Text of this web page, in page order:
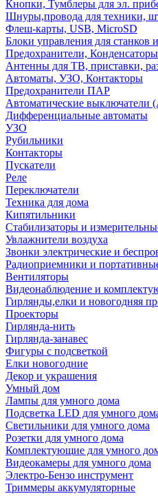
Кнопки, Тумблеры для эл.
Шнуры,провода для техники,
Флеш-карты, USB, MicroSD
Блоки управления для станков
Предохранители, Конденсаторы
Антенны для ТВ, приставки,
Автоматы, УЗО, Контакторы
Предохранители ПАР
Автоматические выключатели
Дифференциальные автоматы
УЗО
Рубильники
Контакторы
Пускатели
Реле
Переключатели
Техника для дома
Кипятильники
Стабилизаторы и
Увлажнители воздуха
Звонки электрические и
Радиоприемники и
Вентиляторы
Видеонаблюдение и
Гирлянды,елки и новогодняя
Проекторы
Гирлянда-нить
Гирлянда-занавес
Фигуры с подсветкой
Елки новогодние
Декор и украшения
Умный дом
Лампы для умного дома
Подсветка LED для умного
Светильники для умного дома
Розетки для умного дома
Комплектующие для умного
Видеокамеры для умного дома
Электро-Бензо инструмент
Триммеры аккумуляторные